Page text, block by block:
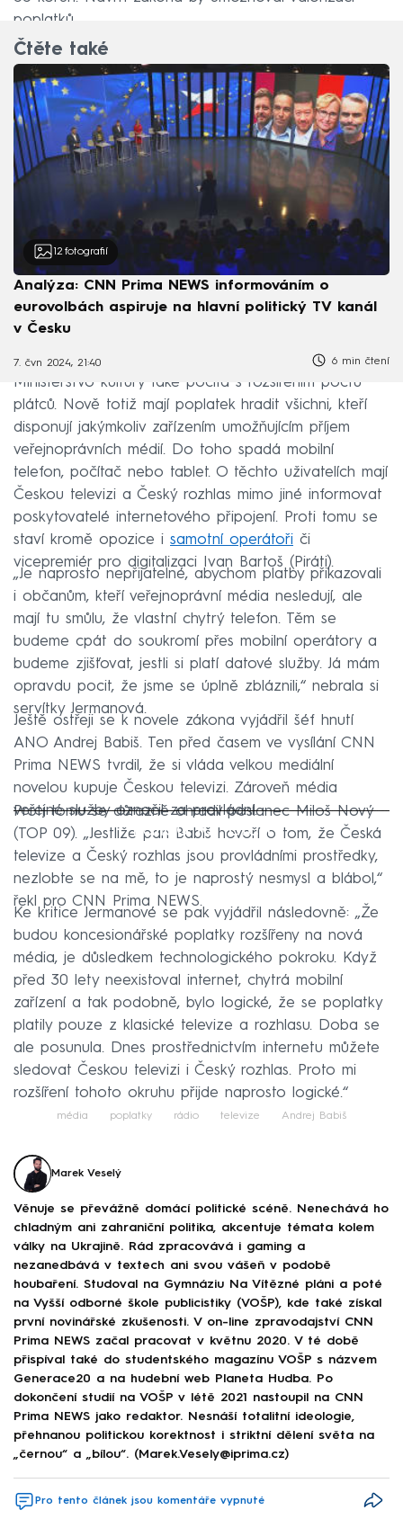
poplatků.
Čtěte také
12 fotografií
Analýza: CNN Prima NEWS informováním o
eurovolbách aspiruje na hlavní politický TV kanál
v Česku
7. čvn 2024, 21:40 6 min čtení
Ministerstvo kultury také počítá s rozšířením počtu
plátců. Nově totiž mají poplatek hradit všichni, kteří
disponují jakýmkoliv zařízením umožňujícím příjem
veřejnoprávních médií. Do toho spadá mobilní
telefon, počítač nebo tablet. O těchto uživatelích mají
Českou televizi a Český rozhlas mimo jiné informovat
poskytovatelé internetového připojení. Proti tomu se
staví kromě opozice i samotní operátoři či
vicepremiér pro digitalizaci Ivan Bartoš (Piráti).
„Je naprosto nepřijatelné, abychom platby přikazovali
i občanům, kteří veřejnoprávní média nesledují, ale
mají tu smůlu, že vlastní chytrý telefon. Těm se
budeme cpát do soukromí přes mobilní operátory a
budeme zjišťovat, jestli si platí datové služby. Já mám
opravdu pocit, že jsme se úplně zbláznili,“ nebrala si
servítky Jermanová.
Ještě ostřeji se k novele zákona vyjádřil šéf hnutí
ANO Andrej Babiš. Ten před časem ve vysílání CNN
Prima NEWS tvrdil, že si vláda velkou mediální
novelou kupuje Českou televizi. Zároveň média
veřejné služby označil za provládní.
Failed to fetch
Proti tomu se důrazně ohradil poslanec Miloš Nový
(TOP 09). „Jestliže pan Babiš hovoří o tom, že Česká
televize a Český rozhlas jsou provládními prostředky,
nezlobte se na mě, to je naprostý nesmysl a blábol,“
řekl pro CNN Prima NEWS.
Ke kritice Jermanové se pak vyjádřil následovně: „Že
budou koncesionářské poplatky rozšířeny na nová
média, je důsledkem technologického pokroku. Když
před 30 lety neexistoval internet, chytrá mobilní
zařízení a tak podobně, bylo logické, že se poplatky
platily pouze z klasické televize a rozhlasu. Doba se
ale posunula. Dnes prostřednictvím internetu můžete
sledovat Českou televizi i Český rozhlas. Proto mi
rozšíření tohoto okruhu přijde naprosto logické.“
média poplatky rádio televize Andrej Babiš
Marek Veselý
Věnuje se převážně domácí politické scéně. Nenechává ho
chladným ani zahraniční politika, akcentuje témata kolem
války na Ukrajině. Rád zpracovává i gaming a
nezanedbává v textech ani svou vášeň v podobě
houbaření. Studoval na Gymnáziu Na Vítězné pláni a poté
na Vyšší odborné škole publicistiky (VOŠP), kde také získal
první novinářské zkušenosti. V on-line zpravodajství CNN
Prima NEWS začal pracovat v květnu 2020. V té době
přispíval také do studentského magazínu VOŠP s názvem
Generace20 a na hudební web Planeta Hudba. Po
dokončení studií na VOŠP v létě 2021 nastoupil na CNN
Prima NEWS jako redaktor. Nesnáší totalitní ideologie,
přehnanou politickou korektnost i striktní dělení světa na
„černou“ a „bílou“. (Marek.Vesely@iprima.cz)
Pro tento článek jsou komentáře vypnuté